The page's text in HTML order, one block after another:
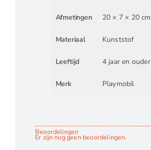
Afmetingen 20 × 7 × 20 cm
Materiaal Kunststof
Leeftijd 4 jaar en ouder
Merk Playmobil
Beoordelingen
Er zijn nog geen beoordelingen.